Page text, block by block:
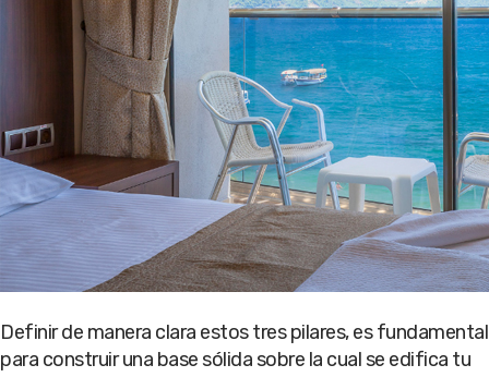
Definir de manera clara estos tres pilares, es fundamental
para construir una base sólida sobre la cual se edifica tu